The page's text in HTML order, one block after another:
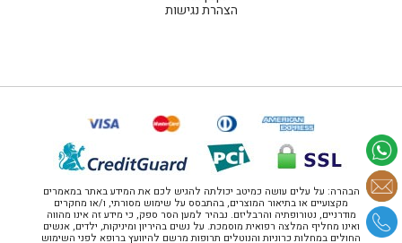
הצהרת נגישות
הבהרה: על עלים עושה כמיטב יכולתה להגיש לכם את המידע באתר במאמרים
מקצועיים או בתיאור המוצרים, בהתבסס על שימוש מסורתי, ו/או מחקרים
מודרניים, נטורופתיה והרבליזם. נבהיר למען הסר ספק, כי מידע זה אינו מהווה
ואינו מחליף המלצה רפואית מוסמכת. על נשים בהיריון ומיניקות, ילדים, אנשים
החולים במחלות כרוניות והנוטלים תרופות מרשם להיוועץ ברופא לפני השימוש